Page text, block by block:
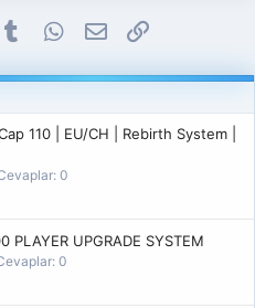
Tumblr WhatsAppE-posta
110 | EU/CH | Rebirth System |
0
PLAYER UPGRADE SYSTEM
0